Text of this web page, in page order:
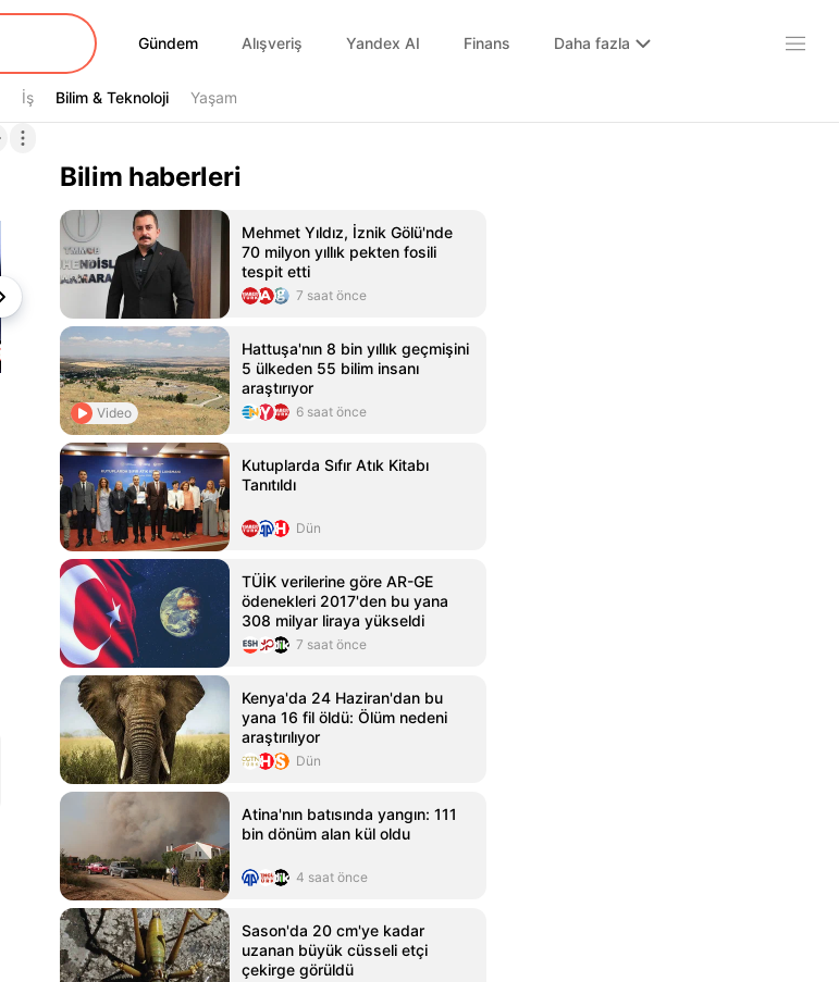
Gündem
Gündem Alışveriş Yandex AI Finans Daha fazla
İş Bilim & Teknoloji
Bilim & Teknoloji Yaşam
Bilim haberleri
Mehmet Yıldız, İznik Gölü'nde
70 milyon yıllık pekten fosili
tespit etti
7 saat önce
Video
Hattuşa'nın 8 bin yıllık geçmişini
5 ülkeden 55 bilim insanı
araştırıyor
6 saat önce
Kutuplarda Sıfır Atık Kitabı
Tanıtıldı
Dün
TÜİK verilerine göre AR-GE
ödenekleri 2017'den bu yana
308 milyar liraya yükseldi
7 saat önce
Kenya'da 24 Haziran'dan bu
yana 16 fil öldü: Ölüm nedeni
araştırılıyor
Dün
Atina'nın batısında yangın: 111
bin dönüm alan kül oldu
4 saat önce
Sason'da 20 cm'ye kadar
uzanan büyük cüsseli etçi
çekirge görüldü